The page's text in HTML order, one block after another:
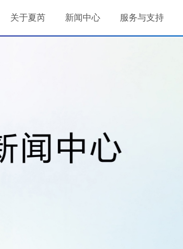
关于夏芮 新闻中心 服务与支持